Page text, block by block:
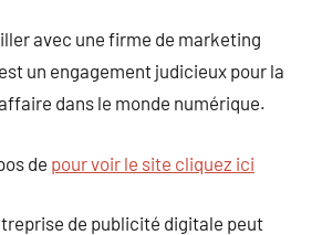
avec une firme de marketing
un engagement judicieux pour la
dans le monde numérique.
de pour voir le site cliquez ici
de publicité digitale peut